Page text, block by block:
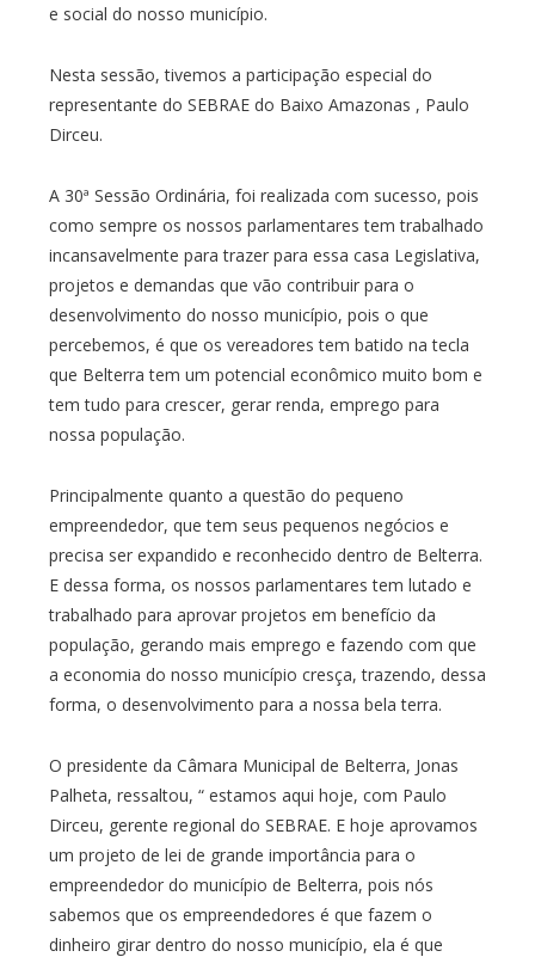
e social do nosso município.
Nesta sessão, tivemos a participação especial do
representante do SEBRAE do Baixo Amazonas , Paulo
Dirceu.
A 30ª Sessão Ordinária, foi realizada com sucesso, pois
como sempre os nossos parlamentares tem trabalhado
incansavelmente para trazer para essa casa Legislativa,
projetos e demandas que vão contribuir para o
desenvolvimento do nosso município, pois o que
percebemos, é que os vereadores tem batido na tecla
que Belterra tem um potencial econômico muito bom e
tem tudo para crescer, gerar renda, emprego para
nossa população.
Principalmente quanto a questão do pequeno
empreendedor, que tem seus pequenos negócios e
precisa ser expandido e reconhecido dentro de Belterra.
E dessa forma, os nossos parlamentares tem lutado e
trabalhado para aprovar projetos em benefício da
população, gerando mais emprego e fazendo com que
a economia do nosso município cresça, trazendo, dessa
forma, o desenvolvimento para a nossa bela terra.
O presidente da Câmara Municipal de Belterra, Jonas
Palheta, ressaltou, “ estamos aqui hoje, com Paulo
Dirceu, gerente regional do SEBRAE. E hoje aprovamos
um projeto de lei de grande importância para o
empreendedor do município de Belterra, pois nós
sabemos que os empreendedores é que fazem o
dinheiro girar dentro do nosso município, ela é que